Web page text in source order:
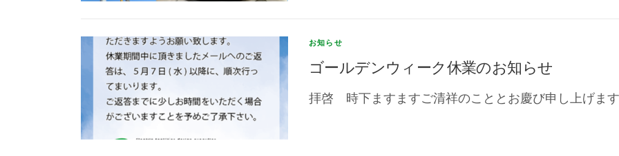
お知らせ
ゴールデンウィーク休業のお知らせ
拝啓 時下ますますご清祥のこととお慶び申し上げま